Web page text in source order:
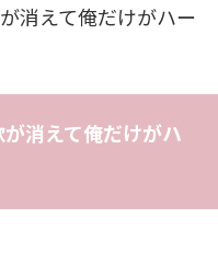
消えて俺だけがハー
消えて俺だけがハ